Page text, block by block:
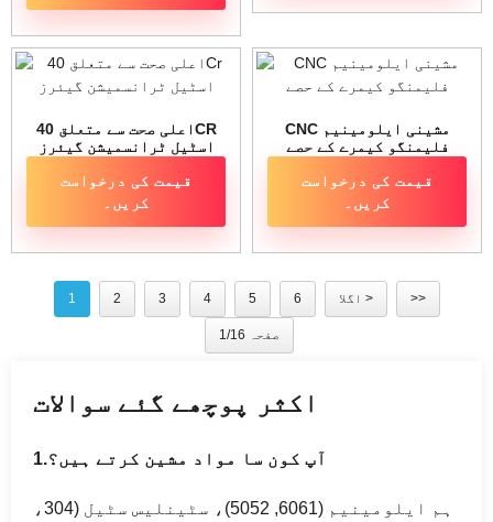
اعلی صحت سے متعلق 40CR
اسٹیل ٹرانسمیشن گیئرز
قیمت کی درخواست
کریں۔
CNC مشینی ایلومینیم
فلیمنگو کیمرے کے حصے
قیمت کی درخواست
کریں۔
1 2 3 4 5 6 اگلا > >>
صفحہ 1/16
اکثر پوچھے گئے سوالات
1.آپ کون سا مواد مشین کرتے ہیں؟
ہم ایلومینیم (6061, 5052)، سٹینلیس سٹیل (304،